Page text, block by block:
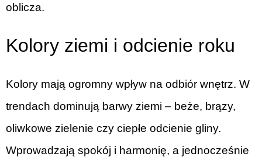
oblicza.
Kolory ziemi i odcienie roku
Kolory mają ogromny wpływ na odbiór wnętrz. W
trendach dominują barwy ziemi – beże, brązy,
oliwkowe zielenie czy ciepłe odcienie gliny.
Wprowadzają spokój i harmonię, a jednocześnie